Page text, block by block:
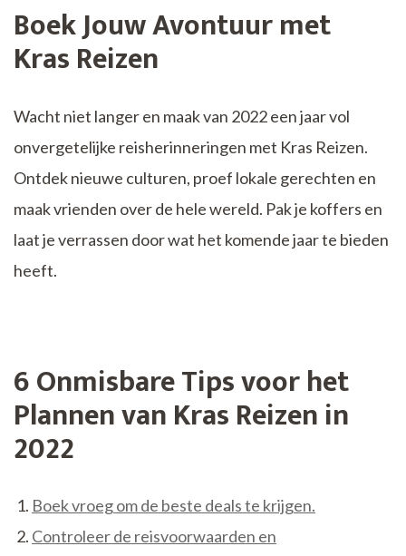
Boek Jouw Avontuur met
Kras Reizen
Wacht niet langer en maak van 2022 een jaar vol
onvergetelijke reisherinneringen met Kras Reizen.
Ontdek nieuwe culturen, proef lokale gerechten en
maak vrienden over de hele wereld. Pak je koffers en
laat je verrassen door wat het komende jaar te bieden
heeft.
6 Onmisbare Tips voor het
Plannen van Kras Reizen in
2022
Boek vroeg om de beste deals te krijgen.
Controleer de reisvoorwaarden en